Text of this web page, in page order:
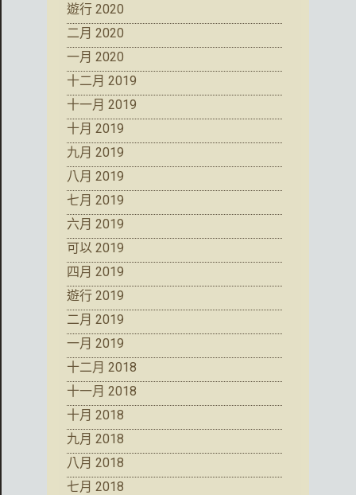
遊行 2020
二月 2020
一月 2020
十二月 2019
十一月 2019
十月 2019
九月 2019
八月 2019
七月 2019
六月 2019
可以 2019
四月 2019
遊行 2019
二月 2019
一月 2019
十二月 2018
十一月 2018
十月 2018
九月 2018
八月 2018
七月 2018